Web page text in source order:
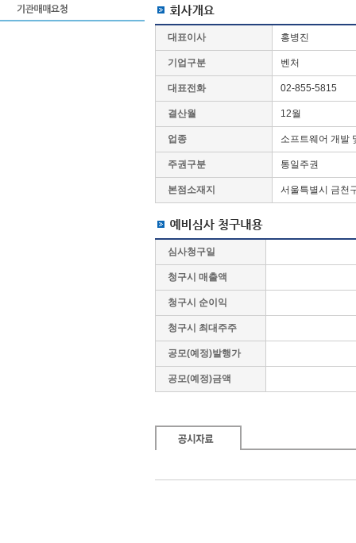
대표이사 홍병진
기업구분 벤처
대표전화 02-855-5815
결산월 12월
업종 소프트웨어 개발
주권구분 통일주권
본점소재지 서울특별시 금천
심사청구일
청구시 매출액
청구시 순이익
청구시 최대주주
공모(예정)발행가
공모(예정)금액